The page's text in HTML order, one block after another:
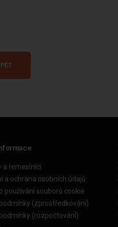
a řemeslníci
a ochrana osobních údajů
používání souborů cookie
(zprostředkování)
(rozpočtování)